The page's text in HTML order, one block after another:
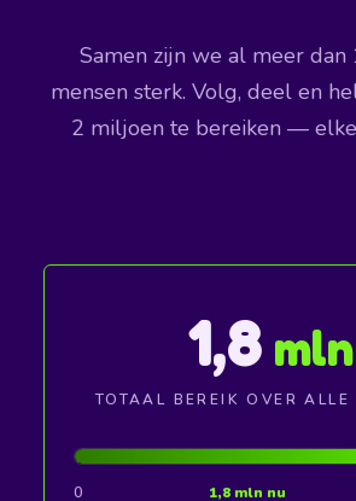
Samen zijn we al meer dan
mensen sterk. Volg, deel en
2 miljoen te bereiken —
1,8 mln
TOTAAL BEREIK OVER ALLE
0 1,8 mln nu